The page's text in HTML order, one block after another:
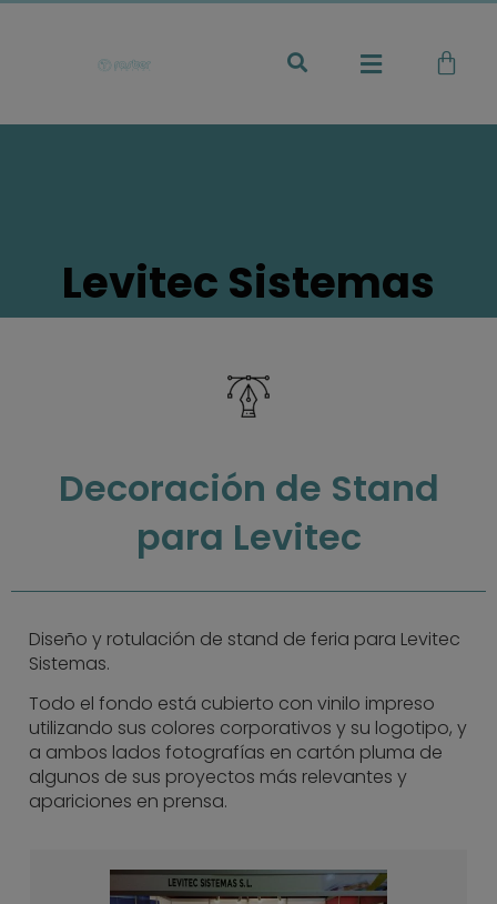
Levitec Sistemas
Decoración de Stand
para Levitec
Diseño y rotulación de stand de feria para Levitec
Sistemas.
Todo el fondo está cubierto con vinilo impreso
utilizando sus colores corporativos y su logotipo, y
a ambos lados fotografías en cartón pluma de
algunos de sus proyectos más relevantes y
apariciones en prensa.